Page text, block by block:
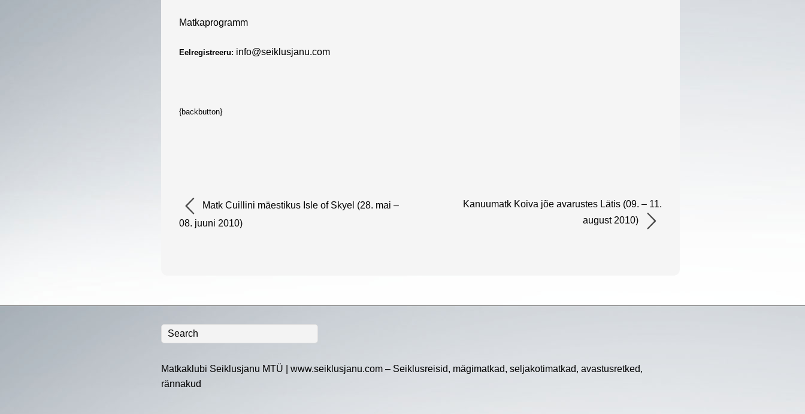
Matkaprogramm
Eelregistreeru: info@seiklusjanu.com
{backbutton}
Matk Cuillini mäestikus Isle of Skyel (28. mai –
08. juuni 2010)
Kanuumatk Koiva jõe avarustes Lätis (09. – 11.
august 2010)
Matkaklubi Seiklusjanu MTÜ | www.seiklusjanu.com – Seiklusreisid, mägimatkad, seljakotimatkad, avastusretked,
rännakud